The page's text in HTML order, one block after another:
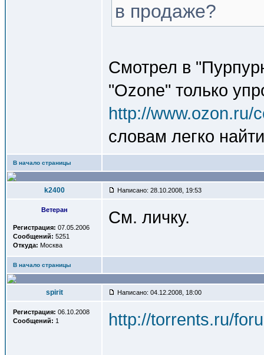
в продаже?
Смотрел в
"Ozone" только
http://www.ozon.ru/
словам легко
В начало страницы
k2400 Написано: 28.10.2008, 19:53
Ветеран
Регистрация: 07.05.2006
Сообщений: 5251
Откуда: Москва
См. личку.
В начало страницы
spirit Написано: 04.12.2008, 18:00
Регистрация: 06.10.2008
Сообщений: 1 http://torrents.ru/